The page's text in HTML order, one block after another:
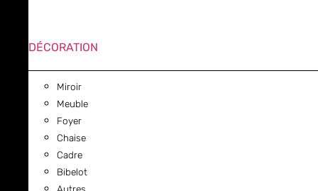
DÉCORATION
Miroir
Meuble
Foyer
Chaise
Cadre
Bibelot
Autres